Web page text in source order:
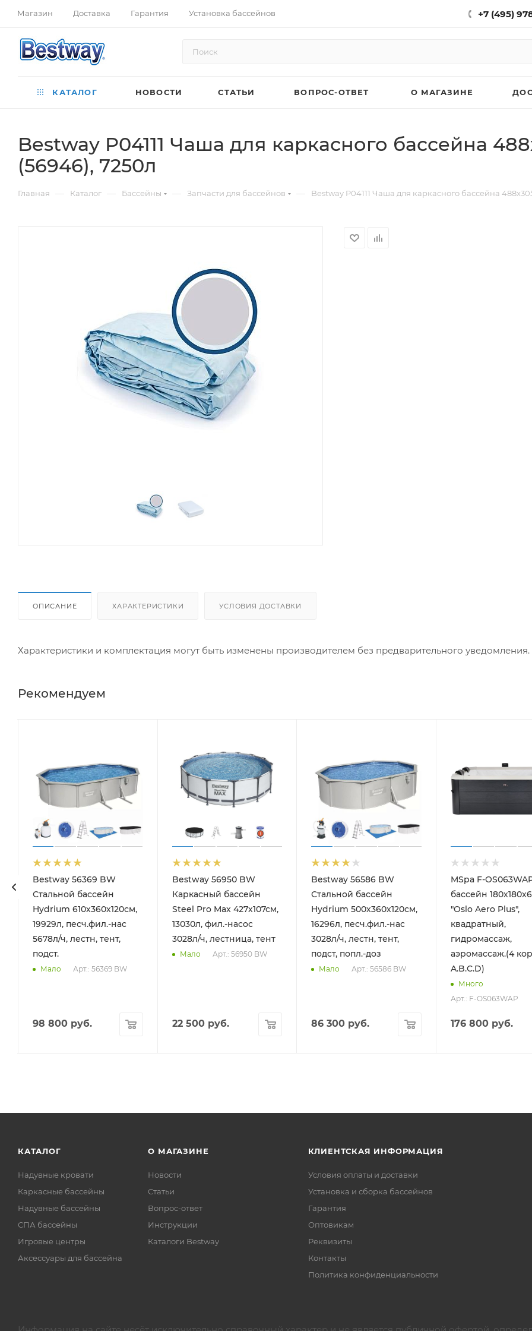
Магазин Доставка Гарантия Установка бассейнов +7 (495)
КАТАЛОГ НОВОСТИ СТАТЬИ ВОПРОС-ОТВЕТ О МАГАЗИНЕ
Bestway P04111 Чаша для каркасного бассейна
(56946), 7250л
Главная — Каталог — Бассейны — Запчасти для бассейнов — Bestway P04111 Чаша для каркасного бассейна
ОПИСАНИЕ ХАРАКТЕРИСТИКИ УСЛОВИЯ ДОСТАВКИ
Характеристики и комплектация могут быть изменены производителем без предварительного уведомления.
Рекомендуем
Bestway 56369 BW
Стальной бассейн
Hydrium 610х360х120см,
19929л, песч.фил.-нас
5678л/ч, лестн, тент,
подст.
Мало Арт.: 56369 BW
98 800руб.
Bestway 56950 BW
Каркасный бассейн
Steel Pro Max 427х107см,
13030л, фил.-насос
3028л/ч, лестница, тент
Мало Арт.: 56950 BW
22 500руб.
Bestway 56586 BW
Стальной бассейн
Hydrium 500х360х120см,
16296л, песч.фил.-нас
3028л/ч, лестн, тент,
подст, попл.-доз
Мало Арт.: 56586 BW
86 300 руб.
MSpa F-
бассейн
"Oslo Aero Plus",
квадратный,
гидромассаж,
аэромассаж.(4
A.B.C.D)
Много
Арт.: F-OS063WAP
176 800 руб.
КАТАЛОГ
Надувные кровати
Каркасные бассейны
Надувные бассейны
СПА бассейны
Игровые центры
Аксессуары для бассейна
О МАГАЗИНЕ
Новости
Статьи
Вопрос-ответ
Инструкции
Каталоги Bestway
КЛИЕНТСКАЯ ИНФОРМАЦИЯ
Условия оплаты и доставки
Установка и сборка бассейнов
Гарантия
Оптовикам
Реквизиты
Контакты
Политика конфиденциальности